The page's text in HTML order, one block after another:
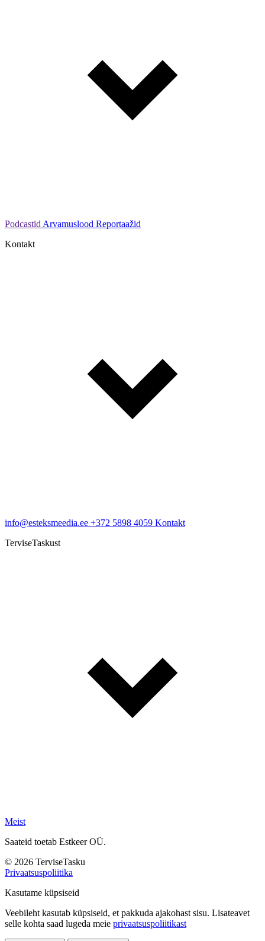
Podcastid Arvamuslood Reportaažid
Kontakt
info@esteksmeedia.ee +372 5898 4059 Kontakt
TerviseTaskust
Meist
Saateid toetab Estkeer OÜ.
© 2026 TerviseTasku
Privaatsuspoliitika
Kasutame küpsiseid
Veebileht kasutab küpsiseid, et pakkuda ajakohast sisu. Lisateavet
selle kohta saad lugeda meie privaatsuspoliitikast